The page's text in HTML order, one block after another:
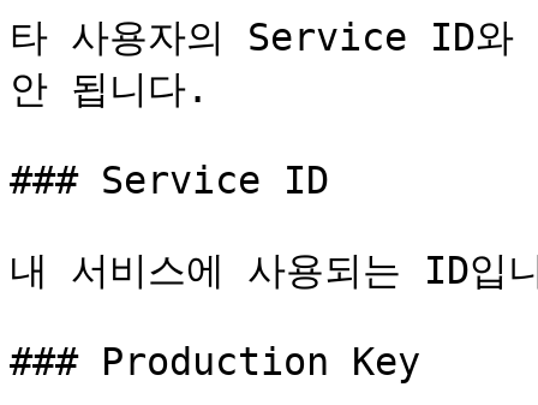
타 사용자의 Service ID와
안 됩니다.
### Service ID
내 서비스에 사용되는 ID입
### Production Key